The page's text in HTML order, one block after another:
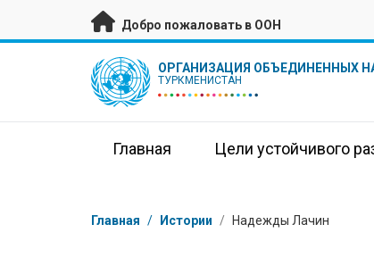
Перейти к основному содержанию
Добро пожаловать в ООН
UN Logo ОРГАНИЗАЦИЯ ОБЪЕДИНЕННЫХ
ТУРКМЕНИСТАН
Главная Цели устойчивого
Навигационная цепочка
Главная / Истории / Надежды Лачин